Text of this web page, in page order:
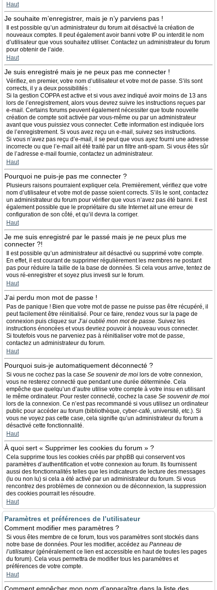
Haut
Je souhaite m’enregistrer, mais je n’y parviens pas !
Il est possible qu’un administrateur du forum ait désactivé la création de
nouveaux comptes. Il peut également avoir banni votre IP ou interdit le nom
d’utilisateur que vous souhaitez utiliser. Contactez un administrateur du forum
pour obtenir de l’aide.
Haut
Je suis enregistré mais je ne peux pas me connecter !
Vérifiez, en premier, votre nom d’utilisateur et votre mot de passe. S’ils sont
corrects, il y a deux possibilités :
Si la gestion COPPA est active et si vous avez indiqué avoir moins de 13 ans
lors de l’enregistrement, alors vous devrez suivre les instructions reçues par
e-mail. Certains forums peuvent également nécessiter que toute nouvelle
création de compte soit activée par vous-même ou par un administrateur
avant que vous puissiez vous connecter. Cette information est indiquée lors
de l’enregistrement. Si vous avez reçu un e-mail, suivez ses instructions.
Si vous n’avez pas reçu d’e-mail, il se peut que vous ayez fourni une adresse
incorrecte ou que l’e-mail ait été traité par un filtre anti-spam. Si vous êtes sûr
de l’adresse e-mail fournie, contactez un administrateur.
Haut
Pourquoi ne puis-je pas me connecter ?
Plusieurs raisons pourraient expliquer cela. Premièrement, vérifiez que votre
nom d’utilisateur et votre mot de passe soient corrects. S’ils le sont, contactez
un administrateur du forum pour vérifier que vous n’avez pas été banni. Il est
également possible que le propriétaire du site Internet ait une erreur de
configuration de son côté, et qu’il devra la corriger.
Haut
Je me suis enregistré par le passé mais je ne peux plus me
connecter ?!
Il est possible qu’un administrateur ait désactivé ou supprimé votre compte.
En effet, il est courant de supprimer régulièrement les membres ne postant
pas pour réduire la taille de la base de données. Si cela vous arrive, tentez de
vous ré-enregistrer et soyez plus investi sur le forum.
Haut
J’ai perdu mon mot de passe !
Pas de panique ! Bien que votre mot de passe ne puisse pas être récupéré, il
peut facilement être réinitialisé. Pour ce faire, rendez vous sur la page de
connexion puis cliquez sur J’ai oublié mon mot de passe. Suivez les
instructions énoncées et vous devriez pouvoir à nouveau vous connecter.
Si toutefois vous ne parveniez pas à réinitialiser votre mot de passe,
contactez un administrateur du forum.
Haut
Pourquoi suis-je automatiquement déconnecté ?
Si vous ne cochez pas la case Se souvenir de moi lors de votre connexion,
vous ne resterez connecté que pendant une durée déterminée. Cela
empêche que quelqu’un d’autre utilise votre compte à votre insu en utilisant
le même ordinateur. Pour rester connecté, cochez la case Se souvenir de moi
lors de la connexion. Ce n’est pas recommandé si vous utilisez un ordinateur
public pour accéder au forum (bibliothèque, cyber-café, université, etc.). Si
vous ne voyez pas cette case, cela signifie qu’un administrateur du forum a
désactivé cette fonctionnalité.
Haut
À quoi sert « Supprimer les cookies du forum » ?
Cela supprime tous les cookies créés par phpBB qui conservent vos
paramètres d’authentification et votre connexion au forum. Ils fournissent
aussi des fonctionnalités telles que les indicateurs de lecture des messages
(lu ou non lu) si cela a été activé par un administrateur du forum. Si vous
rencontrez des problèmes de connexion ou de déconnexion, la suppression
des cookies pourrait les résoudre.
Haut
Paramètres et préférences de l’utilisateur
Comment modifier mes paramètres ?
Si vous êtes membre de ce forum, tous vos paramètres sont stockés dans
notre base de données. Pour les modifier, accédez au Panneau de
l’utilisateur(généralement ce lien est accessible en haut de toutes les pages
du forum). Cela vous permettra de modifier tous les paramètres et
préférences de votre compte.
Haut